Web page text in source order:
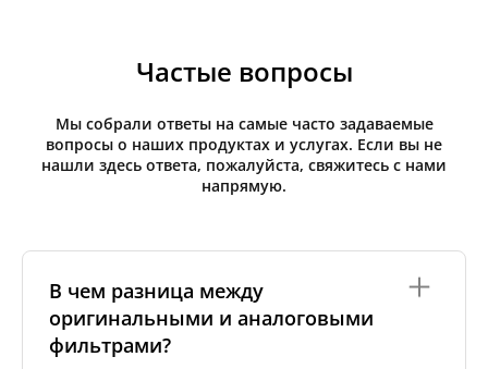
Частые вопросы
Мы собрали ответы на самые часто задаваемые
вопросы о наших продуктах и услугах. Если вы не
нашли здесь ответа, пожалуйста, свяжитесь с нами
напрямую.
В чем разница между
оригинальными и аналоговыми
фильтрами?